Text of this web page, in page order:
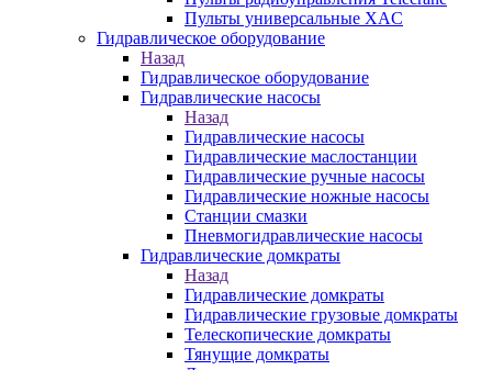
Пульты универсальные XAC
Гидравлическое оборудование
Назад
Гидравлическое оборудование
Гидравлические насосы
Назад
Гидравлические насосы
Гидравлические маслостанции
Гидравлические ручные насосы
Гидравлические ножные насосы
Станции смазки
Пневмогидравлические насосы
Гидравлические домкраты
Назад
Гидравлические домкраты
Гидравлические грузовые домкраты
Телескопические домкраты
Тянущие домкраты